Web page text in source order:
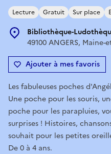
Lecture Gratuit Sur place
Bibliothèque-
49100 ANGERS,
Ajouter à mes favoris
Les fabuleuses poches
Une poche pour les souris,
poche pour les parapluies,
surprises ! Histoires,
souhait pour les petites
De 0 à 4 ans.